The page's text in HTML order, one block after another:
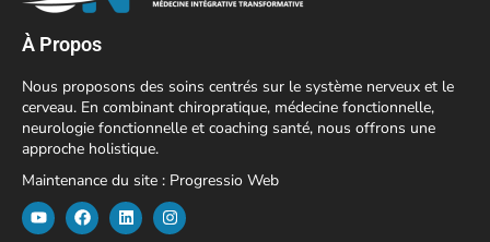
À Propos
Nous proposons des soins centrés sur le système nerveux et le
cerveau. En combinant chiropratique, médecine fonctionnelle,
neurologie fonctionnelle et coaching santé, nous offrons une
approche holistique.
Maintenance du site : Progressio Web